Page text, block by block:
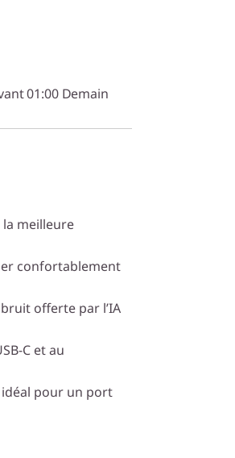
01:00 Demain
meilleure
confortablement
offerte par l’IA
C et au
pour un port